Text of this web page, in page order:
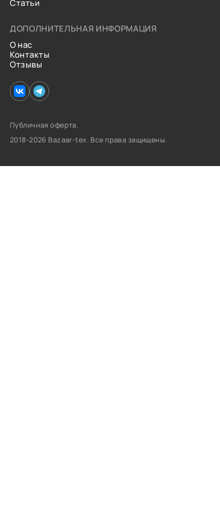
Статьи
ДОПОЛНИТЕЛЬНАЯ ИНФОРМАЦИЯ
О нас
Контакты
Отзывы
Публичная оферта.
2018-2026 Bazaar-tex. Все права защищены.